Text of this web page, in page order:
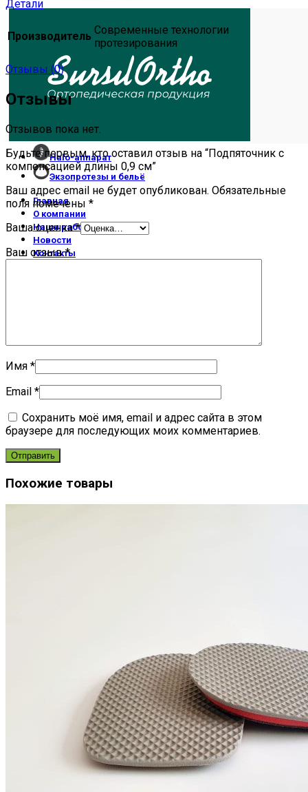
Halo-аппарат
Экзопротезы и бельё
Главная
О компании
Наши работы
Новости
Контакты
Детали
Производитель Современные технологии
протезирования
Отзывы (0)
Отзывы
Отзывов пока нет.
Будьте первым, кто оставил отзыв на “Подпяточник с
компенсацией длины 0,9 см”
Ваш адрес email не будет опубликован. Обязательные
поля помечены *
Ваша оценка*
Ваш отзыв*
Имя *
Email *
Сохранить моё имя, email и адрес сайта в этом
браузере для последующих моих комментариев.
Похожие товары